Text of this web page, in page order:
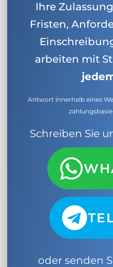
Ihre
Fristen,
arbeiten mit
Antwort innerhalb eines
Schreiben Sie
oder senden